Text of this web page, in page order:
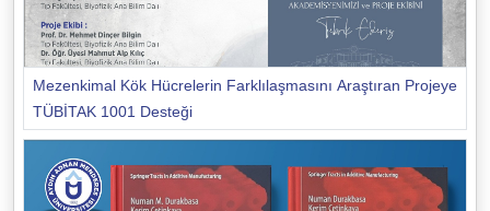
Mezenkimal Kök Hücrelerin Farklılaşmasını Araştıran Projeye
TÜBİTAK 1001 Desteği